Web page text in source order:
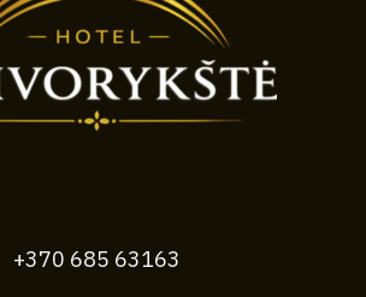
+370 685 63163